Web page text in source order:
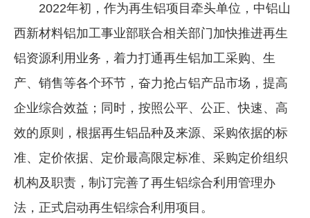
2022年初，作为再生铝项目牵头单位，中铝山
西新材料铝加工事业部联合相关部门加快推进再生
铝资源利用业务，着力打通再生铝加工采购、生
产、销售等各个环节，奋力抢占铝产品市场，提高
企业综合效益；同时，按照公平、公正、快速、高
效的原则，根据再生铝品种及来源、采购依据的标
准、定价依据、定价最高限定标准、采购定价组织
机构及职责，制订完善了再生铝综合利用管理办
法，正式启动再生铝综合利用项目。